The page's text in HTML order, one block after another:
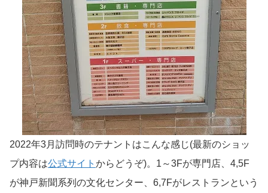
2022年3月訪問時のテナントはこんな感じ(最新のショッ
プ内容は公式サイト からどうぞ)。1～3Fが専門店、4,5F
が神戸新聞系列の文化センター、6,7Fがレストランという